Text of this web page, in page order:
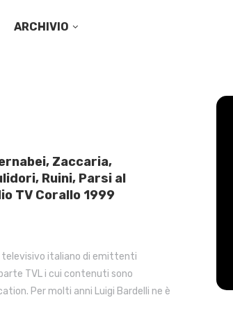
ARCHIVIO
Zaccaria,
Ruini, Parsi al
TV Corallo 1999
televisivo italiano di emittenti
TVL i cui contenuti sono
Per molti anni Luigi Bardelli ne è